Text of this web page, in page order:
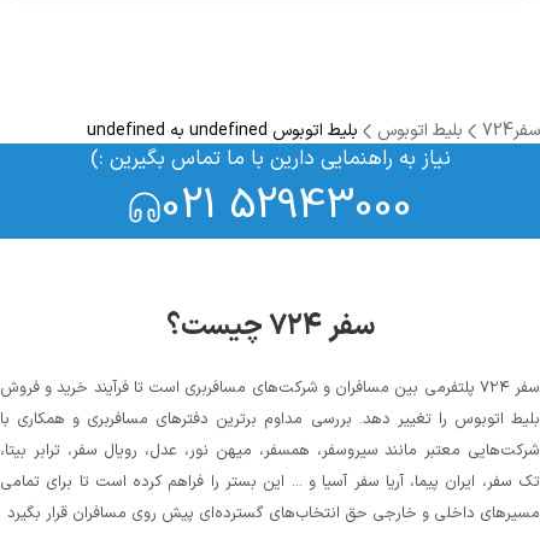
سفر724 بلیط اتوبوس بلیط اتوبوس undefined به undefined
نیاز به راهنمایی دارین با ما تماس بگیرین :)
021 52943000
سفر ۷۲۴ چیست؟
سفر ۷۲۴ پلتفرمی بین مسافران و شرکت‌های مسافربری است تا فرآیند خرید و فروش
بلیط اتوبوس را تغییر دهد. بررسی مداوم برترین دفترهای مسافربری و همکاری با
شرکت‌هایی معتبر مانند سیروسفر، همسفر، میهن‌ نور، عدل، رویال سفر، ترابر بیتا،
تک سفر، ایران پیما، آریا سفر آسیا و ... این بستر را فراهم کرده است تا برای تمامی
مسیرهای داخلی و خارجی حق انتخاب‌های گسترده‌ای پیش روی مسافران قرار بگیرد